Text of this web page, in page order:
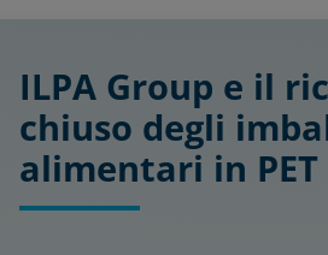
ILPA Group e il
chiuso degli
alimentari in PET